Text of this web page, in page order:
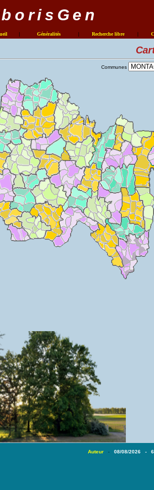
| Généralités | Recherche libre |
Communes
Auteur - 08/08/2026 -